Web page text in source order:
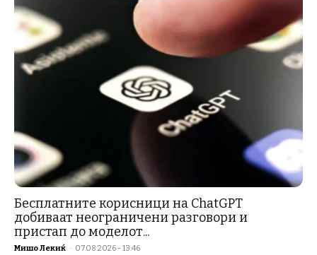
Бесплатните корисници на ChatGPT
добиваат неограничени разговори и
пристап до моделот...
Мишо Лекиќ - 07.08.2026 - 13:46